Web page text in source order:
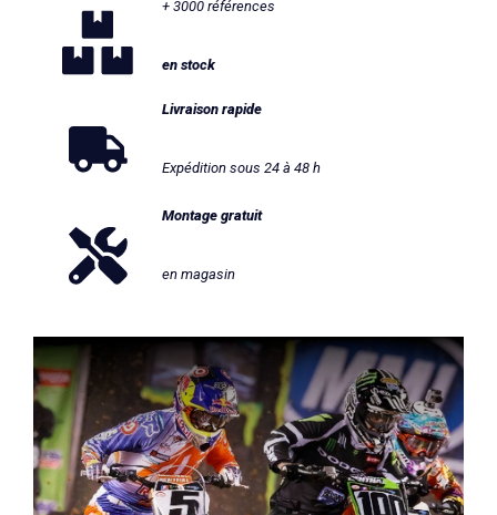
+ 3000 références
en stock
Livraison rapide
Expédition sous 24 à 48 h
Montage gratuit
en magasin